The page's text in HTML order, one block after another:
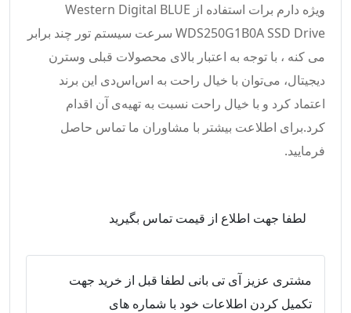
ویژه دارم برات استفاده از Western Digital BLUE
WDS250G1B0A SSD Drive سرعت سیستم تور چند برابر
می کنه ، با توجه به اعتبار بالای محصولات قبلی وسترن
دیجیتال، می‌توان با خیال راحت به اس‌اس‌دی این برند
اعتماد کرد و با خیال راحت نسبت به تهیه‌ی آن اقدام
کرد.برای اطلاعت بیشتر با مشاوران ما تماس حاصل
فرمایید.
لطفا جهت اطلاع از قیمت تماس بگیرید
مشتری عزیز آی تی بانی لطفا قبل از خرید جهت
تکمیل کردن اطلاعات خود با شماره های